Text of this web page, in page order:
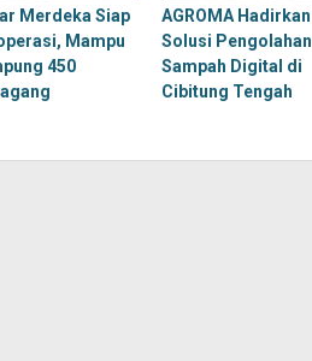
Merdeka Siap
Mampu
450
AGROMA Hadirkan
Solusi Pengolahan
Sampah Digital di
Cibitung Tengah